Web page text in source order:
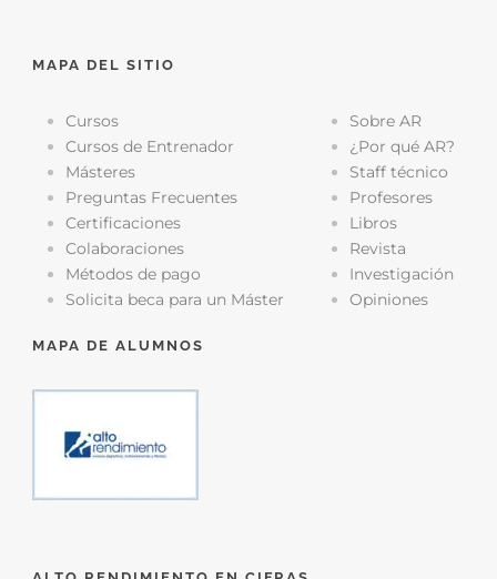
MAPA DEL SITIO
Cursos
Cursos de Entrenador
Másteres
Preguntas Frecuentes
Certificaciones
Colaboraciones
Métodos de pago
Solicita beca para un Máster
Sobre AR
¿Por qué AR?
Staff técnico
Profesores
Libros
Revista
Investigación
Opiniones
MAPA DE ALUMNOS